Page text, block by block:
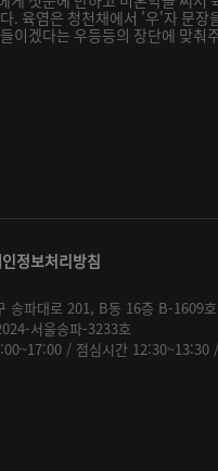
. 육염은 청천채에서 '우'자 문장
이겠다는 우등등의 장단에 맞춰
정보처리방침
송파대로 201, B동 16층 B-1609
서울송파-3233호
/ 점심시간 12:30~13:30